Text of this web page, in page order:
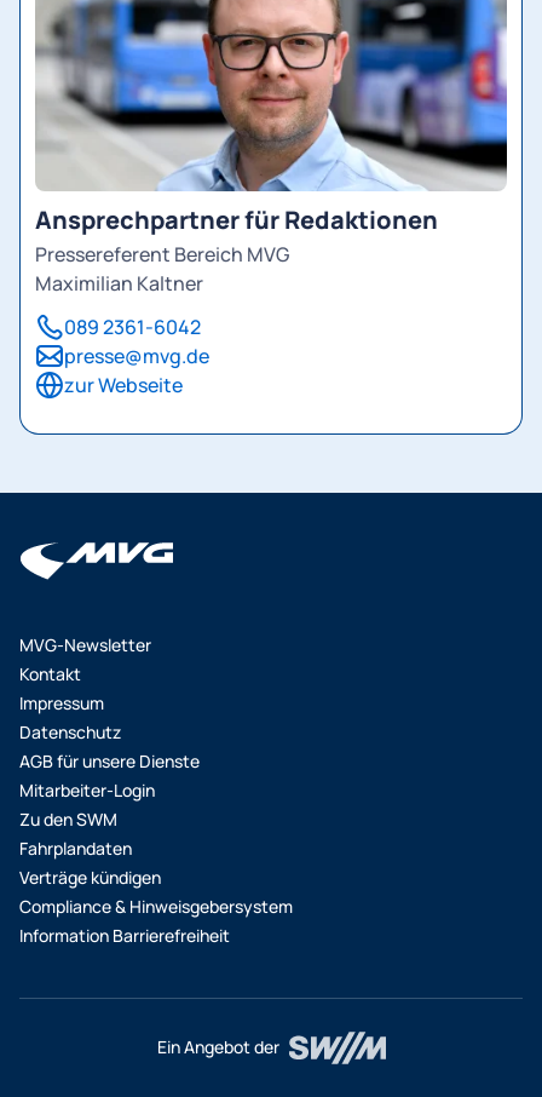
Ansprechpartner für Redaktionen
Pressereferent Bereich MVG
Maximilian Kaltner
089 2361-6042
presse@mvg.de
zur Webseite
MVG-Newsletter
Kontakt
Impressum
Datenschutz
AGB für unsere Dienste
Mitarbeiter-Login
Zu den SWM
Fahrplandaten
Verträge kündigen
Compliance & Hinweisgebersystem
Information Barrierefreiheit
Ein Angebot der